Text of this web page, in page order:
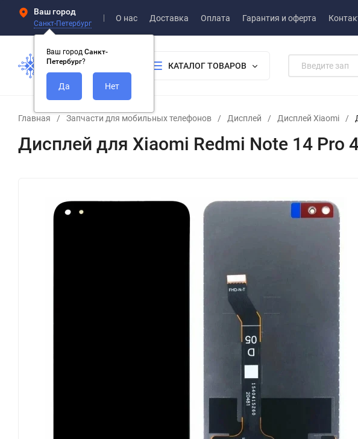
Ваш город
Санкт-Петербург
Ваш город Санкт-
Петербург?
О нас Доставка Оплата Гарантия и оферта
КАТАЛОГ ТОВАРОВ
Главная / Запчасти для мобильных телефонов / Дисплей / Дисплей Xiaomi /
Дисплей для Xiaomi Redmi Note 14 Pro